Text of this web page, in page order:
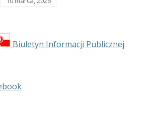
Biuletyn Informacji Publicznej